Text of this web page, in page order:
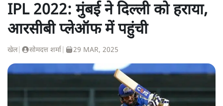
IPL 2022: मुंबई ने दिल्ली को हराया,
आरसीबी प्लेऑफ में पहुंची
खेल| सोमदत्त शर्मा 29 MAR, 2025